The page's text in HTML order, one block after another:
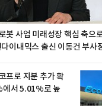
봇 사업 미래성장 핵심 축으
이내믹스 출신 이동건 부사
프로 지분 추가 확
서 5.01%로 높